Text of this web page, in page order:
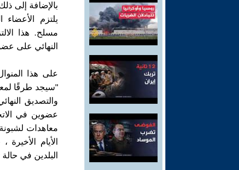
بالإضافة إلى
يلتزم
مسلح. هذا
النهائي على
على هذا
"سيجد طرقًا
والتصديق
عضوين في
معاهدات
الأيام
البلدين في